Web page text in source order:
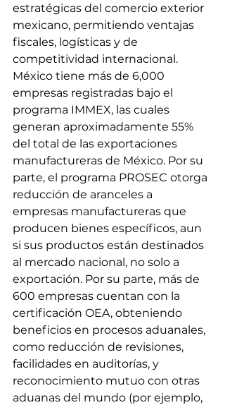
estratégicas del comercio exterior
mexicano, permitiendo ventajas
fiscales, logísticas y de
competitividad internacional.
México tiene más de 6,000
empresas registradas bajo el
programa IMMEX, las cuales
generan aproximadamente 55%
del total de las exportaciones
manufactureras de México. Por su
parte, el programa PROSEC otorga
reducción de aranceles a
empresas manufactureras que
producen bienes específicos, aun
si sus productos están destinados
al mercado nacional, no solo a
exportación. Por su parte, más de
600 empresas cuentan con la
certificación OEA, obteniendo
beneficios en procesos aduanales,
como reducción de revisiones,
facilidades en auditorías, y
reconocimiento mutuo con otras
aduanas del mundo (por ejemplo,